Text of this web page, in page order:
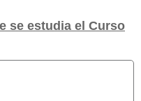
se estudia el Curso